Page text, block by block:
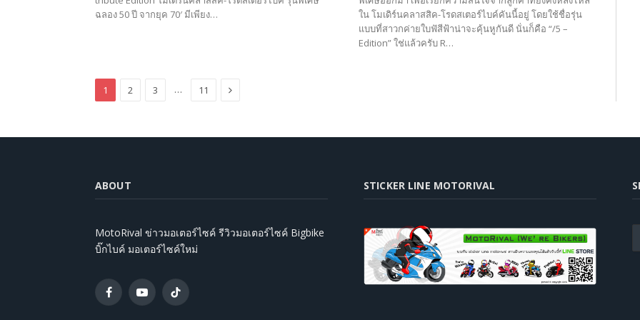
ฉลอง 50 ปี จากยุค 70′ มีเพียง…
ใน โมเดิร์นคลาสสิค-โรดสเตอร์ไบค์คันนี้อยู่ โดยใช้ชื่อรุ่น
แบบที่สาวกค่ายใบฟัสีฟ้าน่าจะคุ้นหูกันดี นั่นก็คือ “/5 –
Edition” ใช่แล้วครับ R…
1 2 3 … 11 Next
ABOUT
MotoRival ข่าวมอเตอร์ไซค์ รีวิวมอเตอร์ไซค์ Bigbike
บิ๊กไบค์ มอเตอร์ไซค์ใหม่
FacebookYouTubeTikTok
STICKER LINE MOTORIVAL